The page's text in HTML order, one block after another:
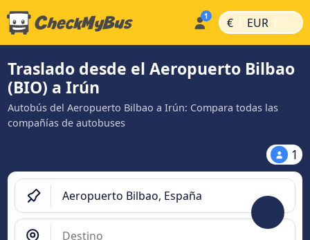
€ | EUR |
Traslado desde el Aeropuerto Bilbao
(BIO) a Irún
Autobús del Aeropuerto Bilbao a Irún: Compara todas las
compañías de autobuses
1